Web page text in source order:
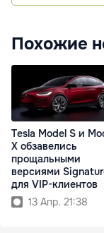
Похожие
Tesla Model S и
X обзавелись
прощальными
версиями
для VIP-клиентов
13 Апр. 21:38